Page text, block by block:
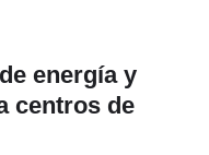
energía y
centros de